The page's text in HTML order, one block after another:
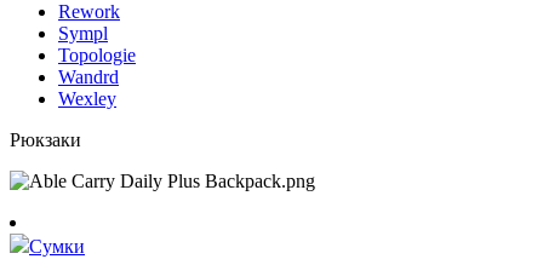
Rework
Sympl
Topologie
Wandrd
Wexley
Рюкзаки
Сумки